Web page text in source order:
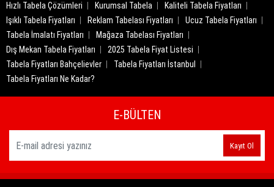
Hızlı Tabela Çözümleri
Kurumsal Tabela
Kaliteli Tabela Fiyatları
Işıklı Tabela Fiyatları
Reklam Tabelası Fiyatları
Ucuz Tabela Fiyatları
Tabela İmalatı Fiyatları
Mağaza Tabelası Fiyatları
Dış Mekan Tabela Fiyatları
2025 Tabela Fiyat Listesi
Tabela Fiyatları Bahçelievler
Tabela Fiyatları İstanbul
Tabela Fiyatları Ne Kadar?
E-BÜLTEN
Kayıt Ol